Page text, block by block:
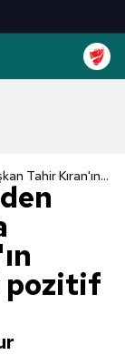
Süper Lig ekiplerinden Çaykur Rizespor'da başkan Tahir Kıran'ın corona virüsü testi pozitif çıktı!
pozitif